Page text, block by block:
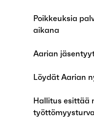
Poikkeuksia
aikana
Aarian
Löydät Aarian
Hallitus esittää